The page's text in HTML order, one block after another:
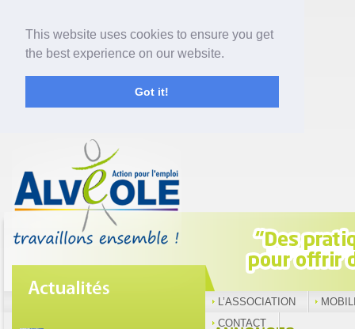
This website uses cookies to ensure you get
the best experience on our website.
Got it!
L’ASSOCIATION
CONTACT